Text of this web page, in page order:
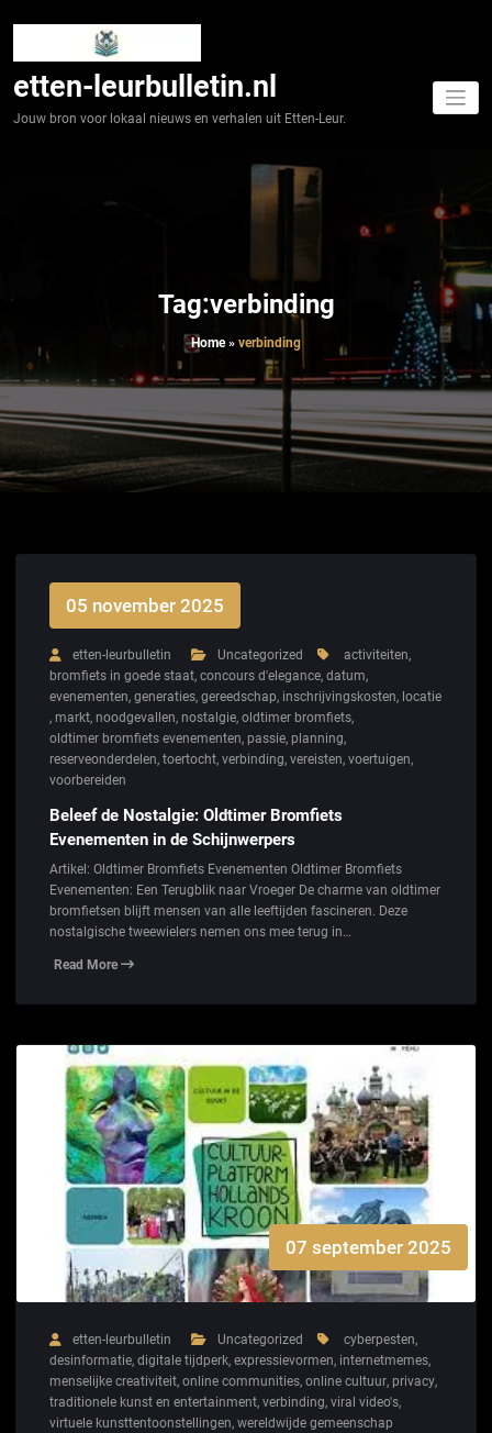
etten-leurbulletin.nl
Jouw bron voor lokaal nieuws en verhalen uit Etten-Leur.
Tag:verbinding
Home» verbinding
05 november 2025
etten-leurbulletin Uncategorized activiteiten,
bromfiets in goede staat, concours d'elegance, datum,
evenementen, generaties, gereedschap, inschrijvingskosten, locatie
, markt, noodgevallen, nostalgie, oldtimer bromfiets,
oldtimer bromfiets evenementen, passie, planning,
reserveonderdelen, toertocht, verbinding, vereisten, voertuigen,
voorbereiden
Beleef de Nostalgie: Oldtimer Bromfiets
Evenementen in de Schijnwerpers
Artikel: Oldtimer Bromfiets Evenementen Oldtimer Bromfiets
Evenementen: Een Terugblik naar Vroeger De charme van oldtimer
bromfietsen blijft mensen van alle leeftijden fascineren. Deze
nostalgische tweewielers nemen ons mee terug in…
Read More
07 september 2025
etten-leurbulletin Uncategorized cyberpesten,
desinformatie, digitale tijdperk, expressievormen, internetmemes,
menselijke creativiteit, online communities, online cultuur, privacy,
traditionele kunst en entertainment, verbinding, viral video's,
virtuele kunsttentoonstellingen, wereldwijde gemeenschap